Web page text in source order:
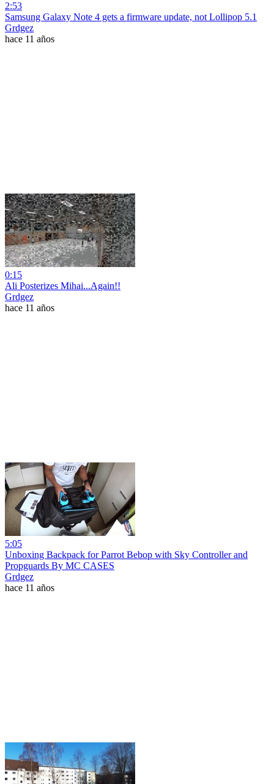
2:53
Samsung Galaxy Note 4 gets a firmware update, not Lollipop 5.1
Grdgez
hace 11 años
0:15
Ali Posterizes Mihai...Again!!
Grdgez
hace 11 años
5:05
Unboxing Backpack for Parrot Bebop with Sky Controller and
Propguards By MC CASES
Grdgez
hace 11 años